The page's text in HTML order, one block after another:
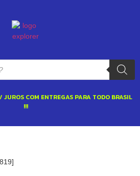
COM ENTREGAS PARA TODO BRASIL
!!!